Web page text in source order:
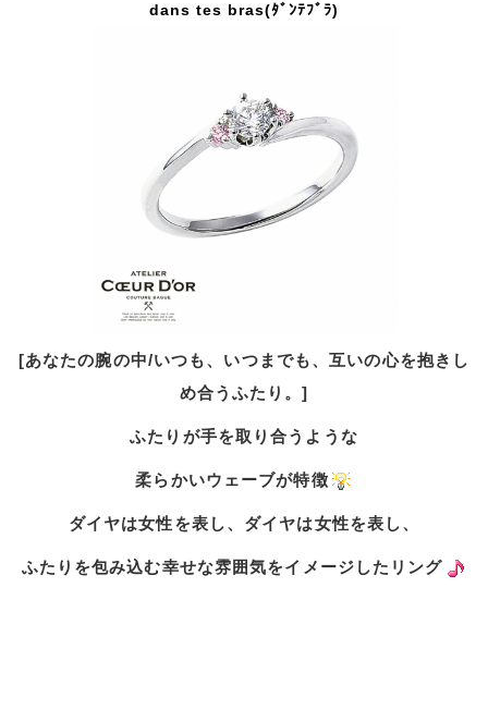
dans tes bras(ﾀﾞﾝﾃﾌﾞﾗ)
[あなたの腕の中/いつも、いつまでも、互いの心を抱きし
め合うふたり。]
ふたりが手を取り合うような
柔らかいウェーブが特徴
ダイヤは女性を表し、ダイヤは女性を表し、
ふたりを包み込む幸せな雰囲気をイメージしたリング